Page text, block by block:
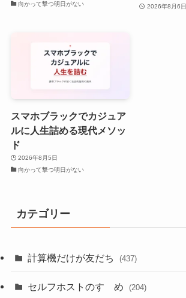
向かって撃つ明日がない
2026年8月6日
スマホブラックでカジュア
ルに人生詰める現代メソッ
ド
2026年8月5日
向かって撃つ明日がない
カテゴリー
計算機だけが友だち (437)
セルフホストのすゝめ (204)